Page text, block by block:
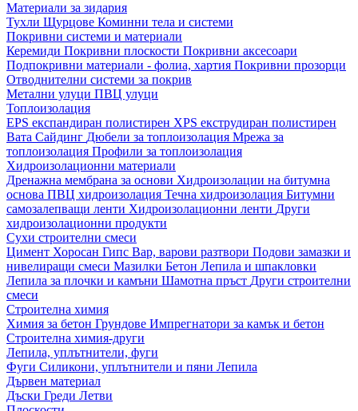
Материали за зидария
Тухли Щурцове Коминни тела и системи
Покривни системи и материали
Керемиди Покривни плоскости Покривни аксесоари
Подпокривни материали - фолиа, хартия Покривни прозорци
Отводнителни системи за покрив
Метални улуци ПВЦ улуци
Топлоизолация
EPS експандиран полистирен XPS екструдиран полистирен
Вата Сайдинг Дюбели за топлоизолация Мрежа за
топлоизолация Профили за топлоизолация
Хидроизолационни материали
Дренажна мембрана за основи Хидроизолации на битумна
основа ПВЦ хидроизолация Течна хидроизолация Битумни
самозалепващи ленти Хидроизолационни ленти Други
хидроизолационни продукти
Сухи строителни смеси
Цимент Хоросан Гипс Вар, варови разтвори Подови замазки и
нивелиращи смеси Мазилки Бетон Лепила и шпакловки
Лепила за плочки и камъни Шамотна пръст Други строителни
смеси
Строителна химия
Химия за бетон Грундове Импрегнатори за камък и бетон
Строителна химия-други
Лепила, уплътнители, фуги
Фуги Силикони, уплътнители и пяни Лепила
Дървен материал
Дъски Греди Летви